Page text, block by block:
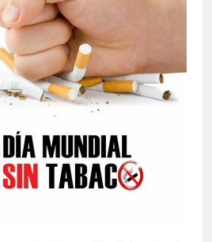
echa el cierre con éxito
rotundo
1 Semana Atrás
La Mancomunidad y el
Banco de Alimentos del
Campo de Gibraltar renuevan
su convenio de colaboración
1 Semana Atrás
Tráfico especial para
despedir la feria. Ojo si vas
2 Semanas Atrás
La feria se despide por todo
lo alto: Antonio José,
fuegos artificiales y música
hasta el amanecer
2 Semanas Atrás